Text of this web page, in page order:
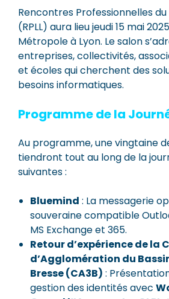
Rencontres Professionnelles du
(RPLL) aura lieu jeudi 15 mai
Métropole à Lyon. Le salon
entreprises, collectivités,
et écoles qui cherchent des
besoins informatiques.
Programme de la
Au programme, une vingtaine
tiendront tout au long de la
suivantes :
Bluemind : La messagerie
souveraine compatible
MS Exchange et 365.
Retour d’expérience de la
d’Agglomération du
Bresse (CA3B) :
gestion des identités avec